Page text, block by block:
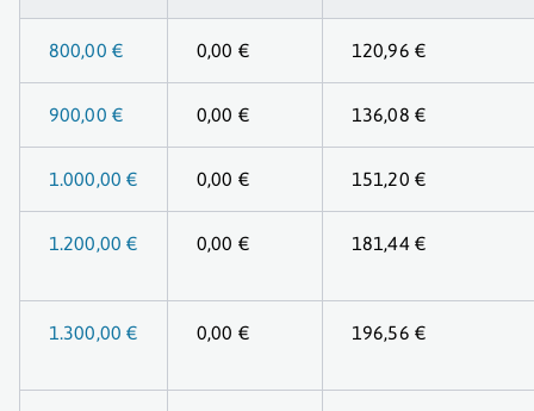
800,00 € 0,00 € 120,96 €
900,00 € 0,00 € 136,08 €
1.000,00 € 0,00 € 151,20 €
1.200,00 € 0,00 € 181,44 €
1.300,00 € 0,00 € 196,56 €